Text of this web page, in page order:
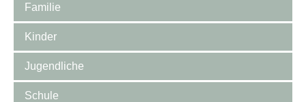
Familie
Kinder
Jugendliche
Schule